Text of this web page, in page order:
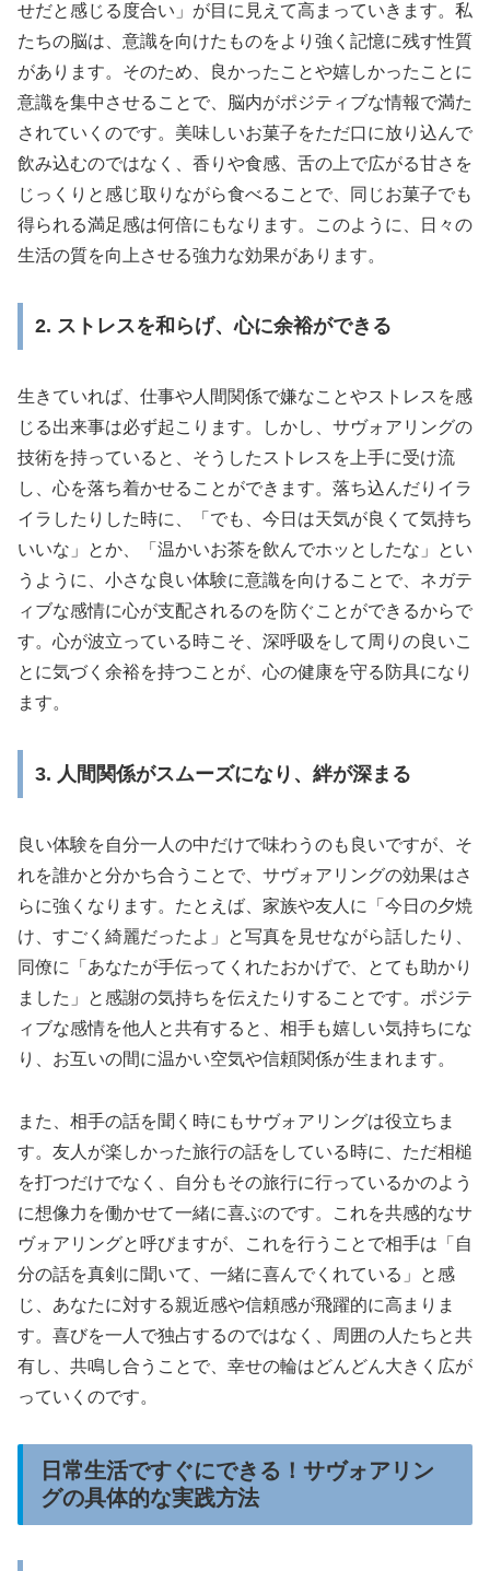
せだと感じる度合い」が目に見えて高まっていきます。私
たちの脳は、意識を向けたものをより強く記憶に残す性質
があります。そのため、良かったことや嬉しかったことに
意識を集中させることで、脳内がポジティブな情報で満た
されていくのです。美味しいお菓子をただ口に放り込んで
飲み込むのではなく、香りや食感、舌の上で広がる甘さを
じっくりと感じ取りながら食べることで、同じお菓子でも
得られる満足感は何倍にもなります。このように、日々の
生活の質を向上させる強力な効果があります。
2. ストレスを和らげ、心に余裕ができる
生きていれば、仕事や人間関係で嫌なことやストレスを感
じる出来事は必ず起こります。しかし、サヴォアリングの
技術を持っていると、そうしたストレスを上手に受け流
し、心を落ち着かせることができます。落ち込んだりイラ
イラしたりした時に、「でも、今日は天気が良くて気持ち
いいな」とか、「温かいお茶を飲んでホッとしたな」とい
うように、小さな良い体験に意識を向けることで、ネガテ
ィブな感情に心が支配されるのを防ぐことができるからで
す。心が波立っている時こそ、深呼吸をして周りの良いこ
とに気づく余裕を持つことが、心の健康を守る防具になり
ます。
3. 人間関係がスムーズになり、絆が深まる
良い体験を自分一人の中だけで味わうのも良いですが、そ
れを誰かと分かち合うことで、サヴォアリングの効果はさ
らに強くなります。たとえば、家族や友人に「今日の夕焼
け、すごく綺麗だったよ」と写真を見せながら話したり、
同僚に「あなたが手伝ってくれたおかげで、とても助かり
ました」と感謝の気持ちを伝えたりすることです。ポジテ
ィブな感情を他人と共有すると、相手も嬉しい気持ちにな
り、お互いの間に温かい空気や信頼関係が生まれます。
また、相手の話を聞く時にもサヴォアリングは役立ちま
す。友人が楽しかった旅行の話をしている時に、ただ相槌
を打つだけでなく、自分もその旅行に行っているかのよう
に想像力を働かせて一緒に喜ぶのです。これを共感的なサ
ヴォアリングと呼びますが、これを行うことで相手は「自
分の話を真剣に聞いて、一緒に喜んでくれている」と感
じ、あなたに対する親近感や信頼感が飛躍的に高まりま
す。喜びを一人で独占するのではなく、周囲の人たちと共
有し、共鳴し合うことで、幸せの輪はどんどん大きく広が
っていくのです。
日常生活ですぐにできる！サヴォアリン
グの具体的な実践方法